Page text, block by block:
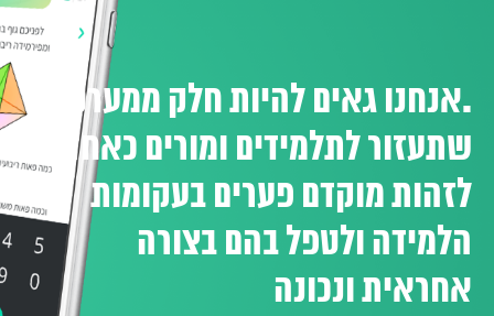
.אנחנו גאים להיות חלק ממערכת
שתעזור לתלמידים ומורים כאחד
לזהות מוקדם פערים בעקומות
הלמידה ולטפל בהם בצורה
אחראית ונכונה